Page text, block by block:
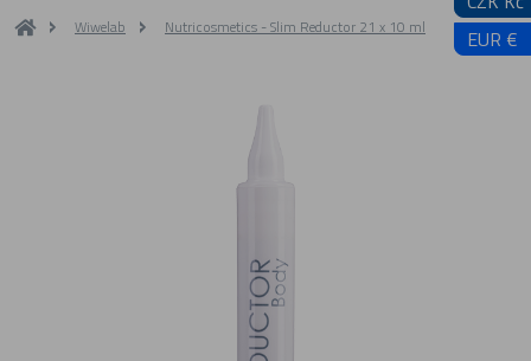
EUR €
Wiwelab Nutricosmetics - Slim Reductor 21 x 10 ml